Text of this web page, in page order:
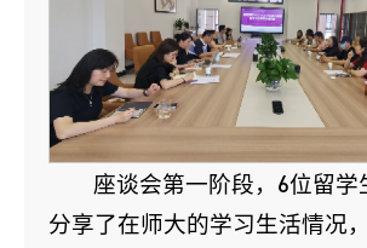
座谈会第一阶段，6位留学
分享了在师大的学习生活情况